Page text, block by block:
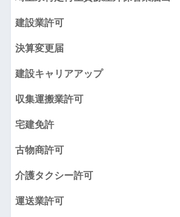
建設業許可
決算変更届
建設キャリアアップ
収集運搬業許可
宅建免許
古物商許可
介護タクシー許可
運送業許可